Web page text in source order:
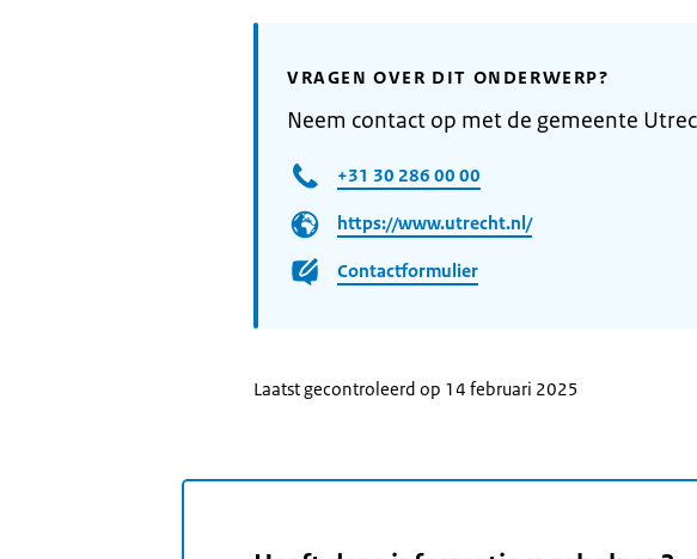
VRAGEN OVER DIT ONDERWERP?
Neem contact op met de gemeente
+31 30 286 00 00
https://www.utrecht.nl/
Contactformulier
Laatst gecontroleerd op 14 februari 2025